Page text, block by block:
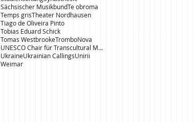
Sächsischer MusikbundTe obroma
Temps grisTheater Nordhausen
Tiago de Oliveira Pinto
Tobias Eduard Schick
Tomas WestbrookeTromboNova
UNESCO Chair für Transcultural Music Studies
UkraineUkrainian CallingsUnirii
Weimar